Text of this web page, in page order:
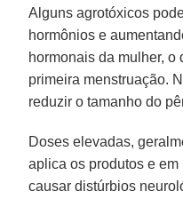
Alguns agrotóxicos
hormônios e
hormonais da mulher, o
primeira menstruação.
reduzir o tamanho do
Doses elevadas,
aplica os produtos e
causar distúrbios